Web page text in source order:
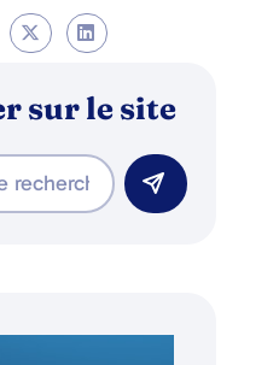
sur le site